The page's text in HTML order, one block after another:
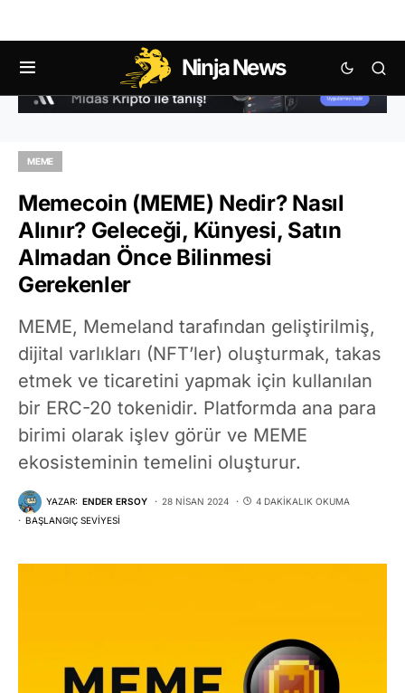
Ninja News
MEME
Memecoin (MEME) Nedir? Nasıl
Alınır? Geleceği, Künyesi, Satın
Almadan Önce Bilinmesi
Gerekenler
MEME, Memeland tarafından geliştirilmiş,
dijital varlıkları (NFT’ler) oluşturmak, takas
etmek ve ticaretini yapmak için kullanılan
bir ERC-20 tokenidir. Platformda ana para
birimi olarak işlev görür ve MEME
ekosisteminin temelini oluşturur.
YAZAR: ENDER ERSOY 28 NISAN 2024
4 DAKIKALIK OKUMA
BAŞLANGIÇ SEVIYESI